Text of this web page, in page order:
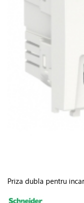
Priza dubla pentru